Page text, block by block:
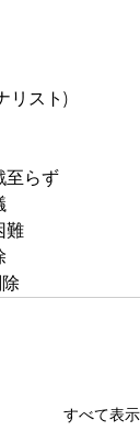
リスト)
らず
難
すべて表示